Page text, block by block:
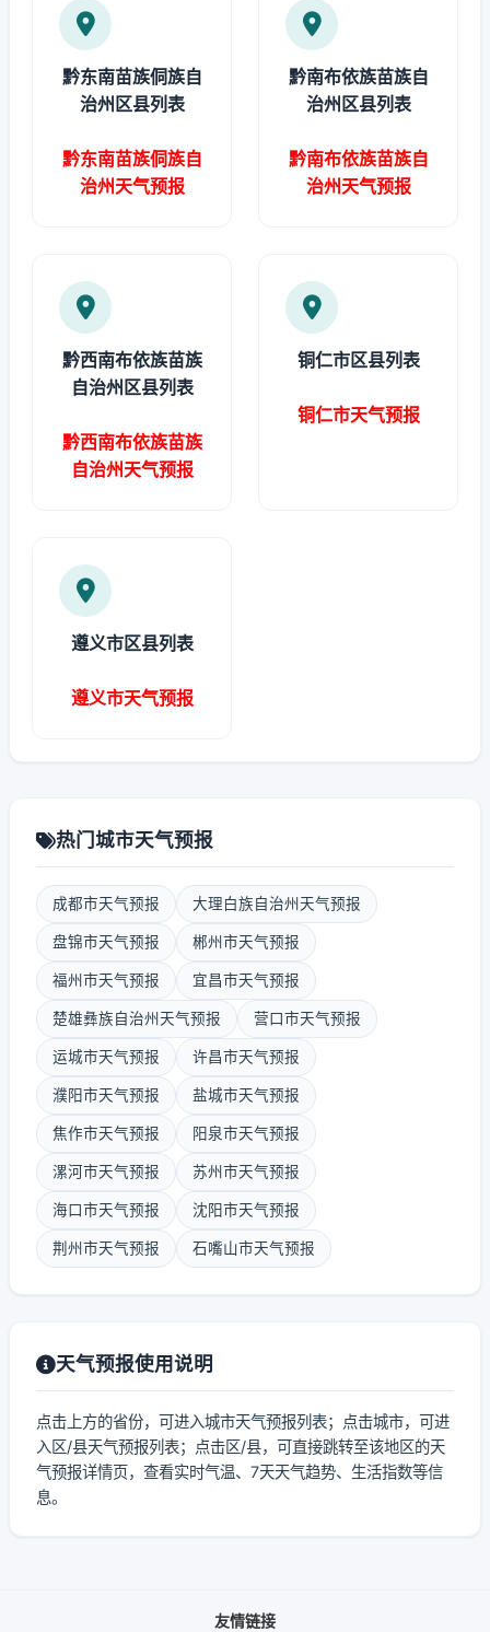
黔东南苗族侗族自
治州区县列表
黔东南苗族侗族自
治州天气预报
黔南布依族苗族自
治州区县列表
黔南布依族苗族自
治州天气预报
黔西南布依族苗族
自治州区县列表
黔西南布依族苗族
自治州天气预报
铜仁市区县列表
铜仁市天气预报
遵义市区县列表
遵义市天气预报
热门城市天气预报
成都市天气预报 大理白族自治州天气预报
盘锦市天气预报 郴州市天气预报
福州市天气预报 宜昌市天气预报
楚雄彝族自治州天气预报 营口市天气预报
运城市天气预报 许昌市天气预报
濮阳市天气预报 盐城市天气预报
焦作市天气预报 阳泉市天气预报
漯河市天气预报 苏州市天气预报
海口市天气预报 沈阳市天气预报
荆州市天气预报 石嘴山市天气预报
天气预报使用说明
点击上方的省份，可进入城市天气预报列表；点击城市，可进
入区/县天气预报列表；点击区/县，可直接跳转至该地区的天
气预报详情页，查看实时气温、7天天气趋势、生活指数等信
息。
友情链接